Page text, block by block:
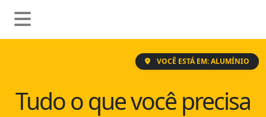
VOCÊ ESTÁ EM: ALUMÍNIO
Tudo o que você precisa